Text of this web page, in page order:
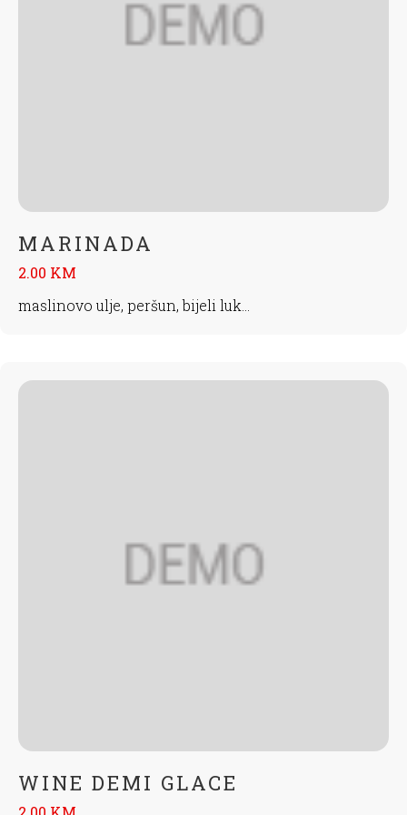
MARINADA
2.00 KM
maslinovo ulje, peršun, bijeli luk...
WINE DEMI GLACE